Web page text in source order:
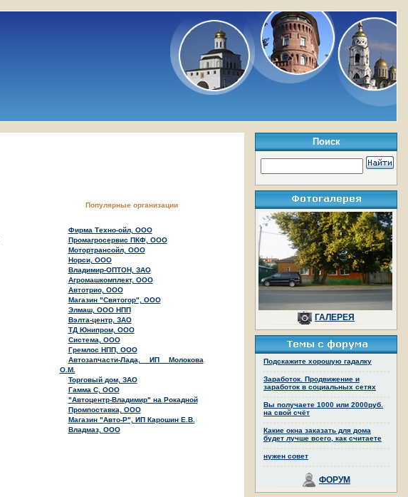
Популярные организации
Фирма Техно-ойл, ООО
Промагросервис ПКФ, ООО
Мотортрансойл, ООО
Норси, ООО
Владимир-ОПТОН, ЗАО
Агромашкомплект, ООО
Автотрио, ООО
Магазин "Святогор", ООО
Элмаш, ООО НПП
Вэлта-центр, ЗАО
ТД Юнипром, ООО
Система, ООО
Гремлос НПП, ООО
Автозапчасти-Лада, ИП Молокова
О.М.
Торговый дом, ЗАО
Гамма С, ООО
"Автоцентр-Владимир" на Рокадной
Промпоставка, ООО
Магазин "Авто-Р", ИП Карошин Е.В.
Владмаз, ООО
Поиск
ГАЛЕРЕЯ
Подскажите хорошую гадалку
Заработок. Продвижение и
заработок в социальных сетях
Вы получаете 1000 или 2000руб.
на свой счёт
Какие окна заказать для дома
будет лучше всего, как считаете
нужен совет
ФОРУМ